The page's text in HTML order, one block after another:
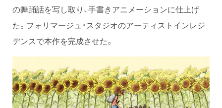
の舞踊話を写し取り、手書きアニメーションに仕上げ
た。フォリマージュ・スタジオのアーティストインレジ
デンスで本作を完成させた。